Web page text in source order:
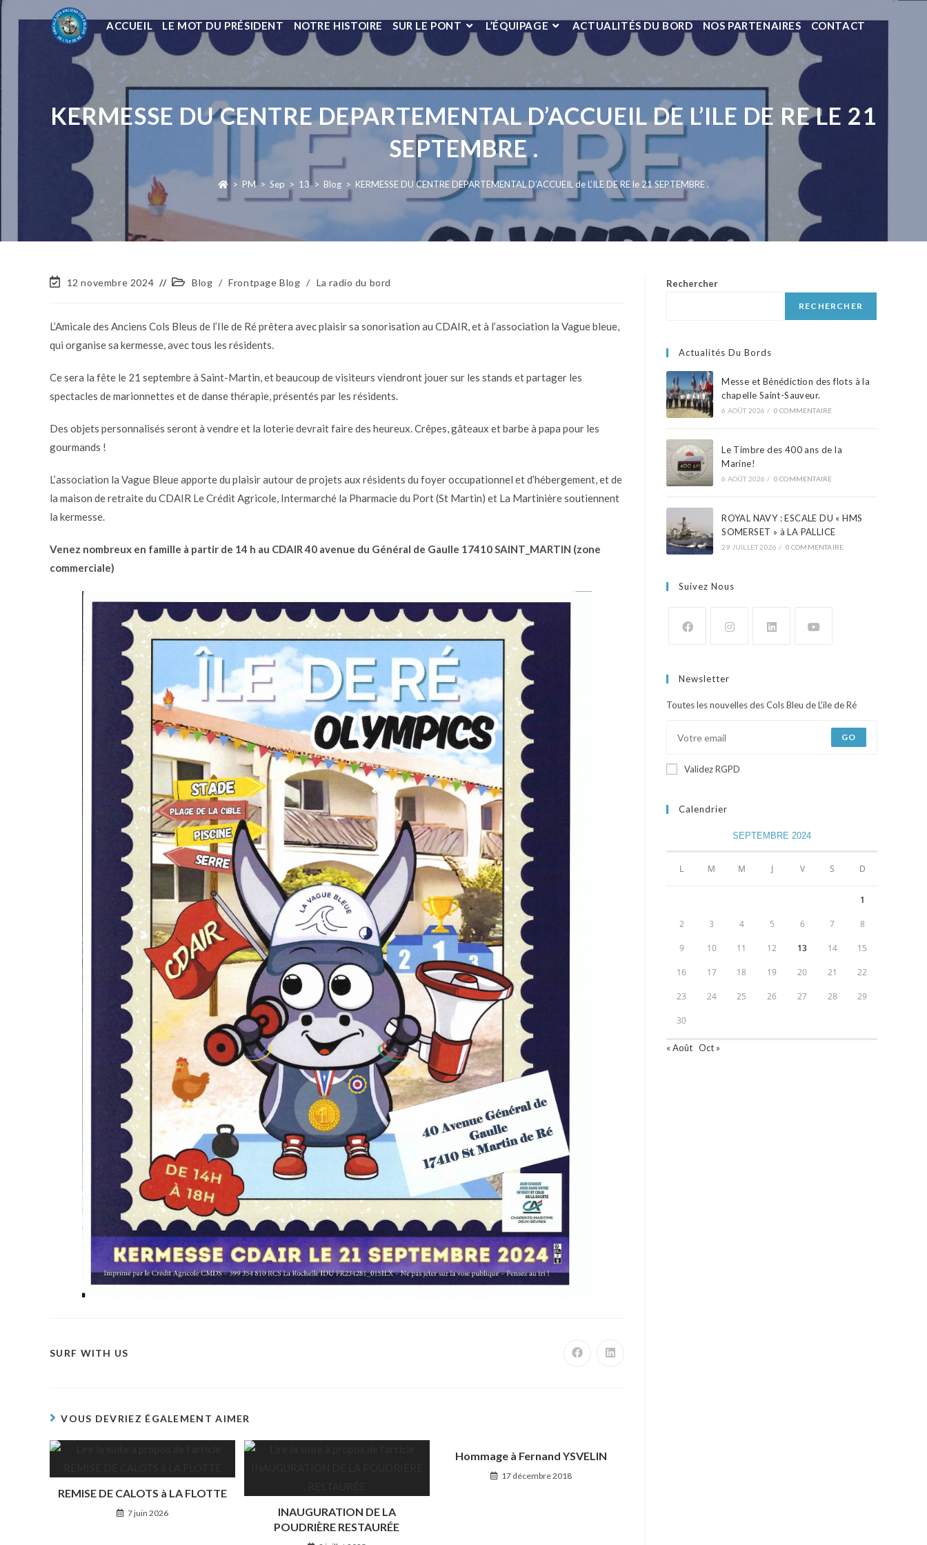
ACCUEIL LE MOT DU PRÉSIDENT NOTRE HISTOIRE SUR LE PONT L’ÉQUIPAGE ACTUALITÉS DU BORD NOS PARTENAIRES CONTACT
KERMESSE DU CENTRE DEPARTEMENTAL D’ACCUEIL DE L’ILE DE RE LE 21
SEPTEMBRE .
> PM > Sep > 13 > Blog > KERMESSE DU CENTRE DEPARTEMENTAL D’ACCUEIL de L’ILE DE RE le 21 SEPTEMBRE .
12 novembre 2024 Blog / Frontpage Blog / La radio du bord
L’Amicale des Anciens Cols Bleus de l’Ile de Ré prêtera avec plaisir sa sonorisation au CDAIR, et à l’association la Vague bleue,
qui organise sa kermesse, avec tous les résidents.
Ce sera la fête le 21 septembre à Saint-Martin, et beaucoup de visiteurs viendront jouer sur les stands et partager les
spectacles de marionnettes et de danse thérapie, présentés par les résidents.
Des objets personnalisés seront à vendre et la loterie devrait faire des heureux. Crêpes, gâteaux et barbe à papa pour les
gourmands !
L’association la Vague Bleue apporte du plaisir autour de projets aux résidents du foyer occupationnel et d’hébergement, et de
la maison de retraite du CDAIR Le Crédit Agricole, Intermarché la Pharmacie du Port (St Martin) et La Martinière soutiennent
la kermesse.
Venez nombreux en famille à partir de 14 h au CDAIR 40 avenue du Général de Gaulle 17410 SAINT_MARTIN (zone
commerciale)
SURF WITH US
VOUS DEVRIEZ ÉGALEMENT AIMER
REMISE DE CALOTS à LA FLOTTE
7 juin 2026
INAUGURATION DE LA
POUDRIÈRE RESTAURÉE
Hommage à Fernand YSVELIN
17 décembre 2018
Rechercher
RECHERCHER
Actualités Du Bords
Messe et Bénédiction des flots à la
chapelle Saint-Sauveur.
6 AOÛT 2026 / 0 COMMENTAIRE
Le Timbre des 400 ans de la
Marine!
6 AOÛT 2026 / 0 COMMENTAIRE
ROYAL NAVY : ESCALE DU « HMS
SOMERSET » à LA PALLICE
29 JUILLET 2026 / 0 COMMENTAIRE
Suivez Nous
Newsletter
Toutes les nouvelles des Cols Bleu de L'ile de Ré
GO
Validez RGPD
Calendrier
SEPTEMBRE 2024
L M M J V S D
1
2 3 4 5 6 7 8
9 10 11 12 13 14 15
16 17 18 19 20 21 22
23 24 25 26 27 28 29
30
« Août Oct »